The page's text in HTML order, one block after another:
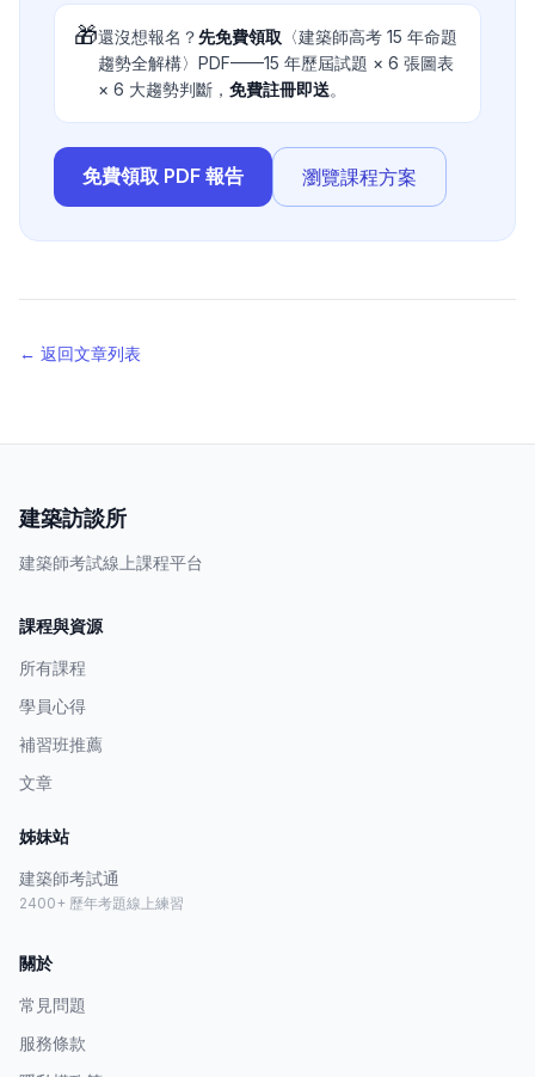
🎁還沒想報名？先免費領取 〈建築師高考 15 年命題
趨勢全解構〉PDF——15 年歷屆試題 × 6 張圖表
× 6 大趨勢判斷， 免費註冊即送。
免費領取 PDF 報告 瀏覽課程方案
← 返回文章列表
建築訪談所
建築師考試線上課程平台
課程與資源
所有課程
學員心得
補習班推薦
文章
姊妹站
建築師考試通
2400+ 歷年考題線上練習
關於
常見問題
服務條款